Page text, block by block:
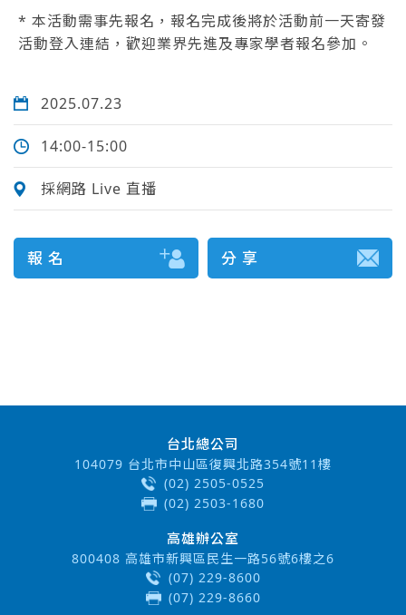
* 本活動需事先報名，報名完成後將於活動前一天寄發
活動登入連結，歡迎業界先進及專家學者報名參加。
2025.07.23
14:00-15:00
採網路 Live 直播
報 名 分 享
台北總公司
104079 台北市中山區復興北路354號11樓
(02) 2505-0525
(02) 2503-1680
高雄辦公室
800408 高雄市新興區民生一路56號6樓之6
(07) 229-8600
(07) 229-8660